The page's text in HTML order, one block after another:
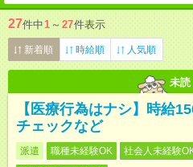
27件中1 ～ 27件表示
新着順 時給順 人気順
未読
【医療行為はナシ】時給
チェックなど
派遣 職種未経験OK 社会人未経験